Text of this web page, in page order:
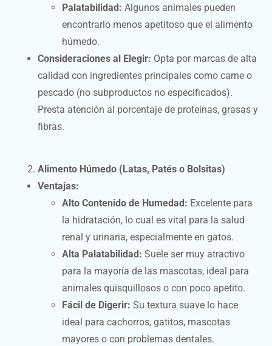
Palatabilidad: Algunos animales pueden
encontrarlo menos apetitoso que el alimento
húmedo.
Consideraciones al Elegir: Opta por marcas de alta
calidad con ingredientes principales como carne o
pescado (no subproductos no especificados).
Presta atención al porcentaje de proteínas, grasas y
fibras.
Alimento Húmedo (Latas, Patés o Bolsitas)
Ventajas:
Alto Contenido de Humedad: Excelente para
la hidratación, lo cual es vital para la salud
renal y urinaria, especialmente en gatos.
Alta Palatabilidad: Suele ser muy atractivo
para la mayoría de las mascotas, ideal para
animales quisquillosos o con poco apetito.
Fácil de Digerir: Su textura suave lo hace
ideal para cachorros, gatitos, mascotas
mayores o con problemas dentales.